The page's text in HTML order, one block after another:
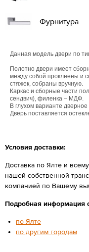
Фурнитура
Данная модель двери по
Полотно двери имеет
между собой проклеены и
стяжек, собраны вручную.
Каркас и сборные части
сендвич), филенка – МДФ.
В глухом варианте
Дверь поставляется
Условия доставки:
Доставка по Ялте и
нашей собственной
компанией по Вашему
Подробная информация
по Ялте
по другим городам